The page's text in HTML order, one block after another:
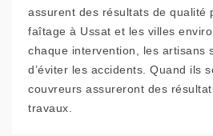
assurent des résultats de qualité
faîtage à Ussat et les villes
chaque intervention, les artisans
d’éviter les accidents. Quand ils
couvreurs assureront des
travaux.